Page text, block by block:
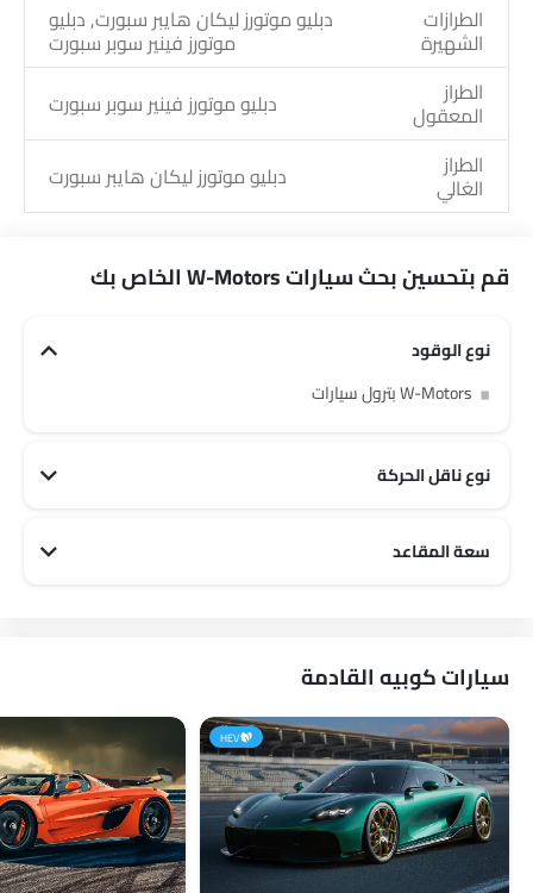
الطرازات
الشهيرة
دبليو موتورز ليكان هايبر سبورت, دبليو
موتورز فينير سوبر سبورت
الطراز
المعقول
دبليو موتورز فينير سوبر سبورت
الطراز
الغالي دبليو موتورز ليكان هايبر سبورت
قم بتحسين بحث سيارات W-Motors الخاص بك
نوع الوقود
W-Motors بترول سيارات
نوع ناقل الحركة
سعة المقاعد
سيارات كوبيه القادمة
HEV